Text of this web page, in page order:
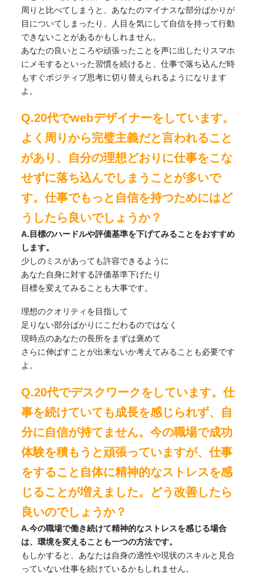
周りと比べてしまうと、あなたのマイナスな部分ばかりが
目についてしまったり、人目を気にして自信を持って行動
できないことがあるかもしれません。
あなたの良いところや頑張ったことを声に出したりスマホ
にメモするといった習慣を続けると、仕事で落ち込んだ時
もすぐポジティブ思考に切り替えられるようになります
よ。
Q.20代でwebデザイナーをしています。
よく周りから完璧主義だと言われること
があり、自分の理想どおりに仕事をこな
せずに落ち込んでしまうことが多いで
す。仕事でもっと自信を持つためにはど
うしたら良いでしょうか？
A.目標のハードルや評価基準を下げてみることをおすすめ
します。
少しのミスがあっても許容できるように
あなた自身に対する評価基準下げたり
目標を変えてみることも大事です。
理想のクオリティを目指して
足りない部分ばかりにこだわるのではなく
現時点のあなたの長所をまずは褒めて
さらに伸ばすことが出来ないか考えてみることも必要です
よ。
Q.20代でデスクワークをしています。仕
事を続けていても成長を感じられず、自
分に自信が持てません。今の職場で成功
体験を積もうと頑張っていますが、仕事
をすること自体に精神的なストレスを感
じることが増えました。どう改善したら
良いのでしょうか？
A.今の職場で働き続けて精神的なストレスを感じる場合
は、環境を変えることも一つの方法です。
もしかすると、あなたは自身の適性や現状のスキルと見合
っていない仕事を続けているかもしれません。